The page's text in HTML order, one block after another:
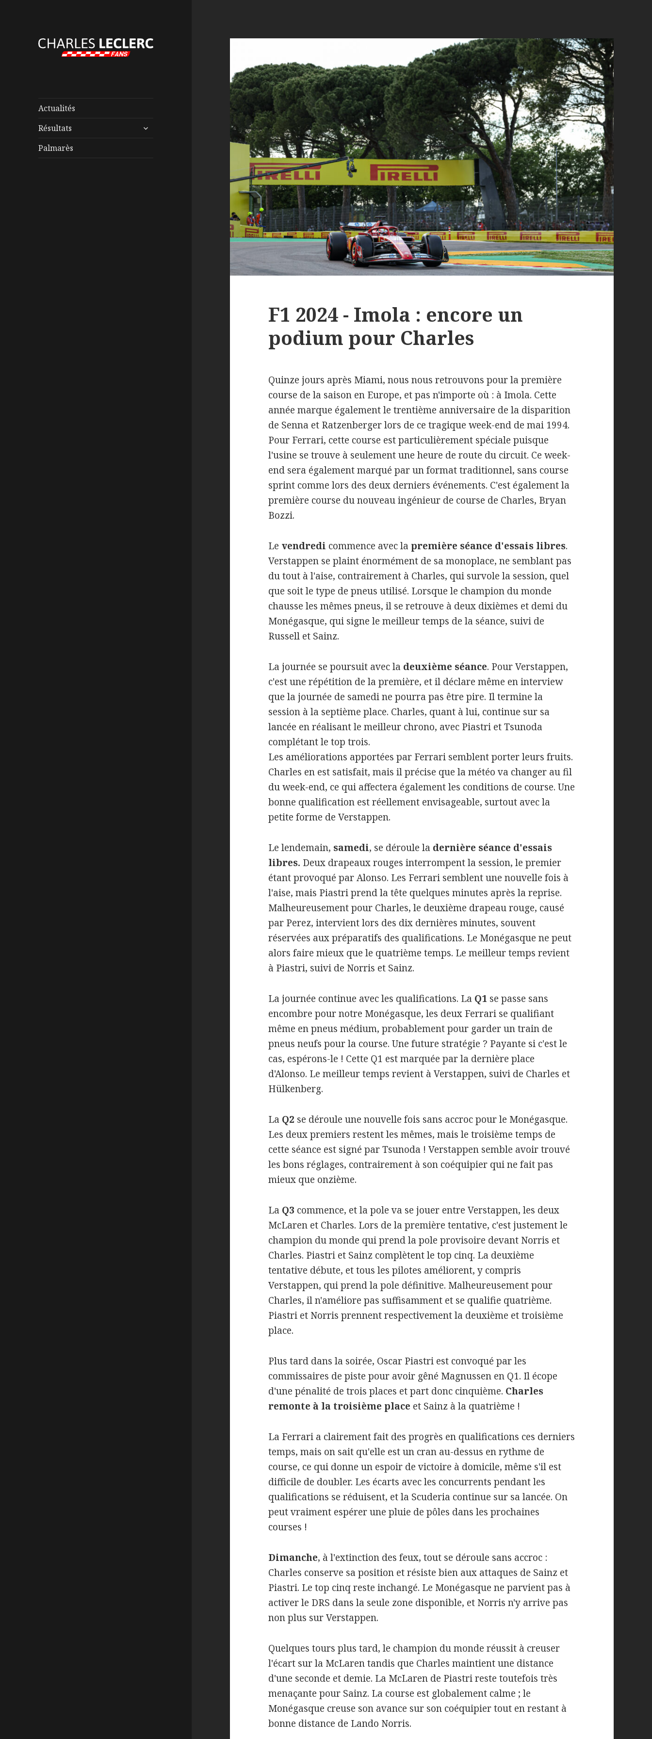
Actualités
Résultats
ouvrir
Palmarès
F1 2024 - Imola : encore un
podium pour Charles
Quinze jours après Miami, nous nous retrouvons pour la première
course de la saison en Europe, et pas n'importe où : à Imola. Cette
année marque également le trentième anniversaire de la disparition
de Senna et Ratzenberger lors de ce tragique week-end de mai 1994.
Pour Ferrari, cette course est particulièrement spéciale puisque
l'usine se trouve à seulement une heure de route du circuit. Ce week-
end sera également marqué par un format traditionnel, sans course
sprint comme lors des deux derniers événements. C'est également la
première course du nouveau ingénieur de course de Charles, Bryan
Bozzi.
Le vendredi commence avec la première séance d'essais libres.
Verstappen se plaint énormément de sa monoplace, ne semblant pas
du tout à l'aise, contrairement à Charles, qui survole la session, quel
que soit le type de pneus utilisé. Lorsque le champion du monde
chausse les mêmes pneus, il se retrouve à deux dixièmes et demi du
Monégasque, qui signe le meilleur temps de la séance, suivi de
Russell et Sainz.
La journée se poursuit avec la deuxième séance. Pour Verstappen,
c'est une répétition de la première, et il déclare même en interview
que la journée de samedi ne pourra pas être pire. Il termine la
session à la septième place. Charles, quant à lui, continue sur sa
lancée en réalisant le meilleur chrono, avec Piastri et Tsunoda
complétant le top trois.
Les améliorations apportées par Ferrari semblent porter leurs fruits.
Charles en est satisfait, mais il précise que la météo va changer au fil
du week-end, ce qui affectera également les conditions de course. Une
bonne qualification est réellement envisageable, surtout avec la
petite forme de Verstappen.
Le lendemain, samedi, se déroule la dernière séance d'essais
libres. Deux drapeaux rouges interrompent la session, le premier
étant provoqué par Alonso. Les Ferrari semblent une nouvelle fois à
l'aise, mais Piastri prend la tête quelques minutes après la reprise.
Malheureusement pour Charles, le deuxième drapeau rouge, causé
par Perez, intervient lors des dix dernières minutes, souvent
réservées aux préparatifs des qualifications. Le Monégasque ne peut
alors faire mieux que le quatrième temps. Le meilleur temps revient
à Piastri, suivi de Norris et Sainz.
La journée continue avec les qualifications. La Q1 se passe sans
encombre pour notre Monégasque, les deux Ferrari se qualifiant
même en pneus médium, probablement pour garder un train de
pneus neufs pour la course. Une future stratégie ? Payante si c'est le
cas, espérons-le ! Cette Q1 est marquée par la dernière place
d'Alonso. Le meilleur temps revient à Verstappen, suivi de Charles et
Hülkenberg.
La Q2 se déroule une nouvelle fois sans accroc pour le Monégasque.
Les deux premiers restent les mêmes, mais le troisième temps de
cette séance est signé par Tsunoda ! Verstappen semble avoir trouvé
les bons réglages, contrairement à son coéquipier qui ne fait pas
mieux que onzième.
La Q3 commence, et la pole va se jouer entre Verstappen, les deux
McLaren et Charles. Lors de la première tentative, c'est justement le
champion du monde qui prend la pole provisoire devant Norris et
Charles. Piastri et Sainz complètent le top cinq. La deuxième
tentative débute, et tous les pilotes améliorent, y compris
Verstappen, qui prend la pole définitive. Malheureusement pour
Charles, il n'améliore pas suffisamment et se qualifie quatrième.
Piastri et Norris prennent respectivement la deuxième et troisième
place.
Plus tard dans la soirée, Oscar Piastri est convoqué par les
commissaires de piste pour avoir gêné Magnussen en Q1. Il écope
d'une pénalité de trois places et part donc cinquième. Charles
remonte à la troisième place et Sainz à la quatrième !
La Ferrari a clairement fait des progrès en qualifications ces derniers
temps, mais on sait qu'elle est un cran au-dessus en rythme de
course, ce qui donne un espoir de victoire à domicile, même s'il est
difficile de doubler. Les écarts avec les concurrents pendant les
qualifications se réduisent, et la Scuderia continue sur sa lancée. On
peut vraiment espérer une pluie de pôles dans les prochaines
courses !
Dimanche, à l'extinction des feux, tout se déroule sans accroc :
Charles conserve sa position et résiste bien aux attaques de Sainz et
Piastri. Le top cinq reste inchangé. Le Monégasque ne parvient pas à
activer le DRS dans la seule zone disponible, et Norris n'y arrive pas
non plus sur Verstappen.
Quelques tours plus tard, le champion du monde réussit à creuser
l'écart sur la McLaren tandis que Charles maintient une distance
d'une seconde et demie. La McLaren de Piastri reste toutefois très
menaçante pour Sainz. La course est globalement calme ; le
Monégasque creuse son avance sur son coéquipier tout en restant à
bonne distance de Lando Norris.